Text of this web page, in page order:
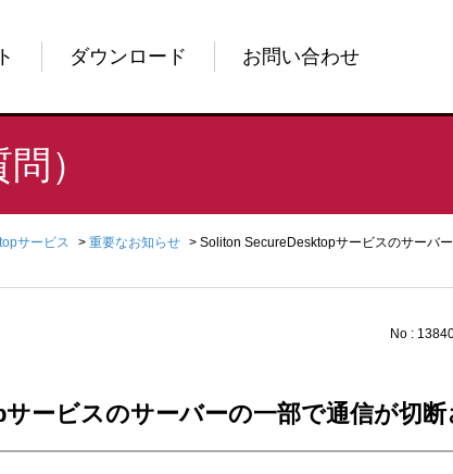
ダウンロード お問い合わせ
）
サービス > 重要なお知らせ > Soliton SecureDesktopサービスのサーバ
No :
ービスのサーバーの一部で通信が切